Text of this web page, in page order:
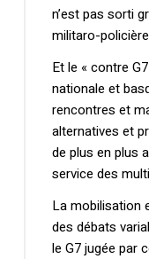
n’est pas sorti
militaro-
Et le « contre
nationale et
rencontres et
alternatives et
de plus en plus
service des
La mobilisation
des débats
le G7 jugée par